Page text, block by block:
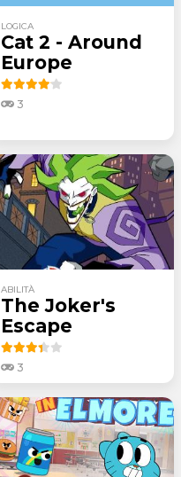
LOGICA
Cat 2 - Around
Europe
3
ABILITÀ
The Joker's
Escape
3